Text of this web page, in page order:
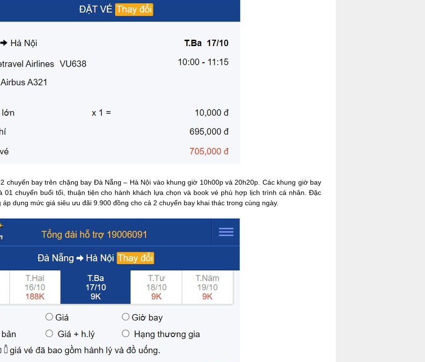
chuyến bay trên chặng bay Đà Nẵng – Hà Nội vào khung giờ 10h00p và 20h20p. Các khung giờ bay
chuyến buổi tối, thuận tiện cho hành khách lựa chọn và book vé phù hợp lịch trình cá nhân. Đặc
dụng mức giá siêu ưu đãi 9.900 đồng cho cả 2 chuyến bay khai thác trong cùng ngày.